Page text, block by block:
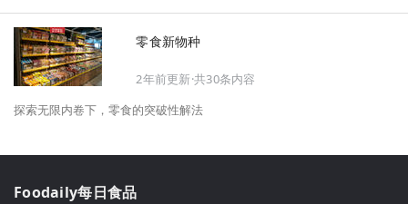
零食新物种
2年前更新·共30条内容
探索无限内卷下，零食的突破性解法
Foodaily每日食品